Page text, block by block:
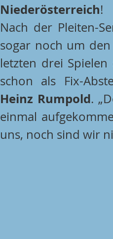
Niederösterreich!
Nach der Pleiten-
sogar noch um
letzten drei
Heinz Rumpold.
einmal
uns, noch sind wir